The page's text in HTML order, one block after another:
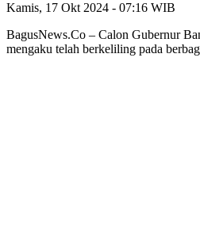
Kamis, 17 Okt 2024 - 07:16 WIB
BagusNews.Co – Calon Gubernur
mengaku telah berkeliling pada